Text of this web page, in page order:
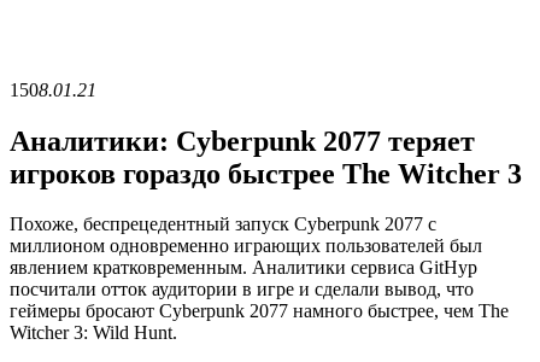
1508.01.21
Аналитики: Cyberpunk 2077 теряет
игроков гораздо быстрее The Witcher 3
Похоже, беспрецедентный запуск Cyberpunk 2077 с
миллионом одновременно играющих пользователей был
явлением кратковременным. Аналитики сервиса GitHyp
посчитали отток аудитории в игре и сделали вывод, что
геймеры бросают Cyberpunk 2077 намного быстрее, чем The
Witcher 3: Wild Hunt.